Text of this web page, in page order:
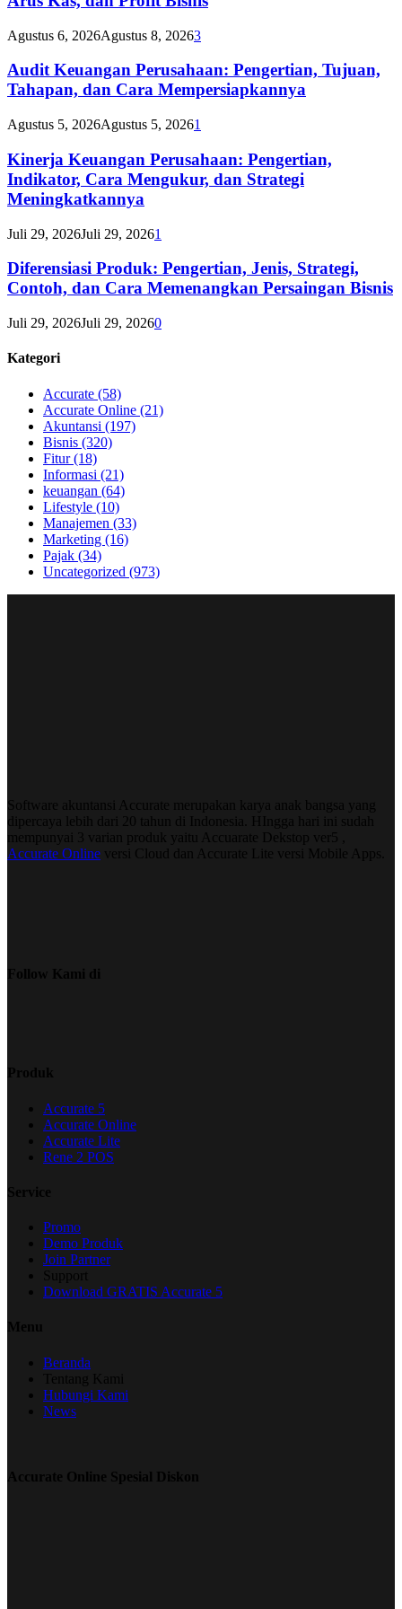
Agustus 6, 2026Agustus 8, 20263
Audit Keuangan Perusahaan: Pengertian, Tujuan,
Tahapan, dan Cara Mempersiapkannya
Agustus 5, 2026Agustus 5, 20261
Kinerja Keuangan Perusahaan: Pengertian,
Indikator, Cara Mengukur, dan Strategi
Meningkatkannya
Juli 29, 2026Juli 29, 20261
Diferensiasi Produk: Pengertian, Jenis, Strategi,
Contoh, dan Cara Memenangkan Persaingan Bisnis
Juli 29, 2026Juli 29, 20260
Kategori
Accurate (58)
Accurate Online (21)
Akuntansi (197)
Bisnis (320)
Fitur(18)
Informasi (21)
keuangan (64)
Lifestyle (10)
Manajemen (33)
Marketing (16)
Pajak (34)
Uncategorized (973)
Software akuntansi Accurate merupakan karya anak bangsa yang
dipercaya lebih dari 20 tahun di Indonesia. HIngga hari ini sudah
mempunyai 3 varian produk yaitu Accuarate Dekstop ver5 ,
Accurate Online versi Cloud dan Accurate Lite versi Mobile Apps.
Follow Kami di
Produk
Accurate 5
Accurate Online
Accurate Lite
Rene 2 POS
Service
Promo
Demo Produk
Join Partner
Support
Download GRATIS Accurate 5
Menu
Beranda
Tentang Kami
Hubungi Kami
News
Accurate Online Spesial Diskon